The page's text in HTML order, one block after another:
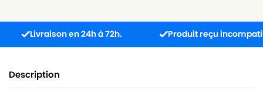
Livraison en 24h à 72h. Produit reçu incompatible
Description